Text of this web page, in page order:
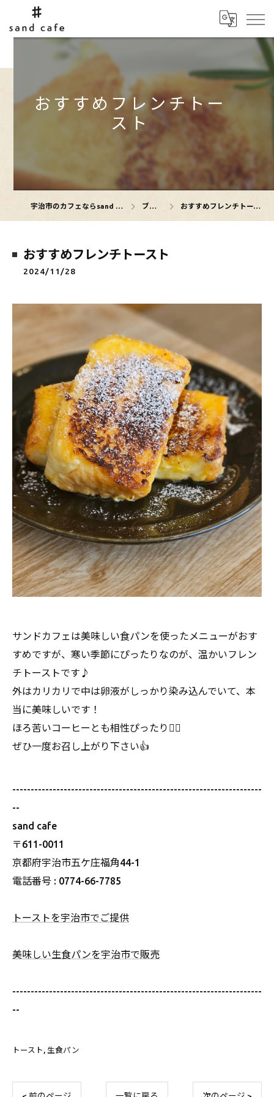
おすすめフレンチトー
スト
宇治市のカフェならsand cafe ブログ おすすめフレンチトースト
おすすめフレンチトースト
2024/11/28
サンドカフェは美味しい食パンを使ったメニューがおす
すめですが、寒い季節にぴったりなのが、温かいフレン
チトーストです♪
外はカリカリで中は卵液がしっかり染み込んでいて、本
当に美味しいです！
ほろ苦いコーヒーとも相性ぴったり🙆‍♀️
ぜひ一度お召し上がり下さい👍
--------------------------------------------------------------------
--
sand cafe
〒611-0011
京都府宇治市五ケ庄福角44-1
電話番号 : 0774-66-7785
トーストを宇治市でご提供
美味しい生食パンを宇治市で販売
--------------------------------------------------------------------
--
トースト 生食パン